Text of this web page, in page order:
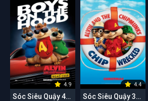
4.9
Sóc Siêu Quậy 4: Sóc Chuột Du Hí
4.4
Sóc Siêu Quậy 3: Trên Đảo Hoang